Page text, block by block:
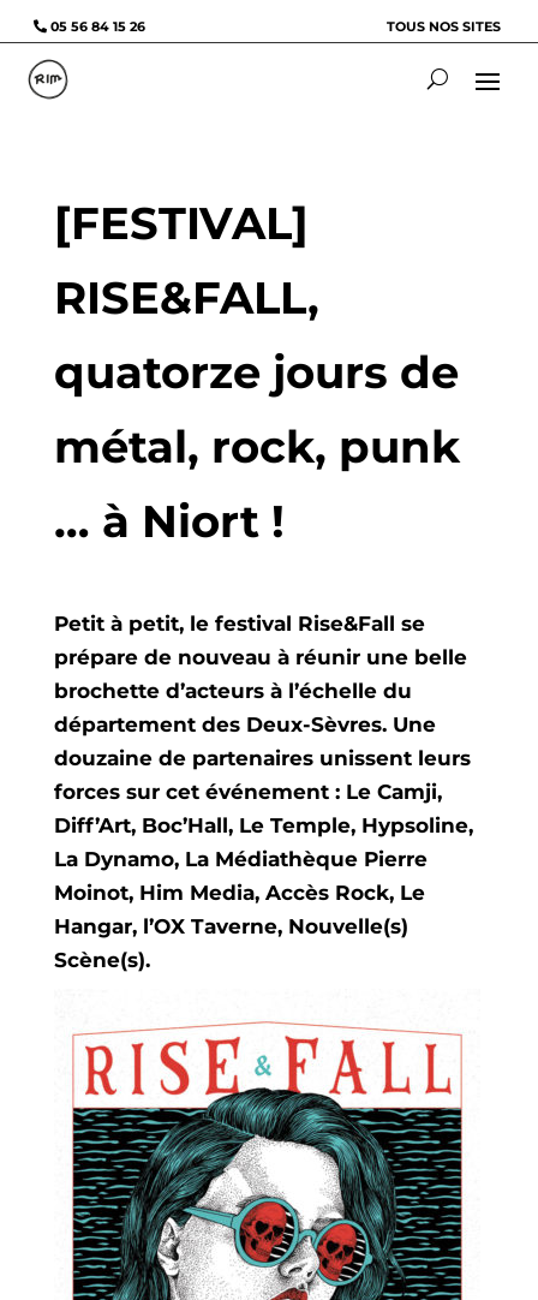
05 56 84 15 26 TOUS NOS SITES
[FESTIVAL]
RISE&FALL,
quatorze jours de
métal, rock, punk
… à Niort !
Petit à petit, le festival Rise&Fall se
prépare de nouveau à réunir une belle
brochette d’acteurs à l’échelle du
département des Deux-Sèvres. Une
douzaine de partenaires unissent leurs
forces sur cet événement : Le Camji,
Diff’Art, Boc’Hall, Le Temple, Hypsoline,
La Dynamo, La Médiathèque Pierre
Moinot, Him Media, Accès Rock, Le
Hangar, l’OX Taverne, Nouvelle(s)
Scène(s).